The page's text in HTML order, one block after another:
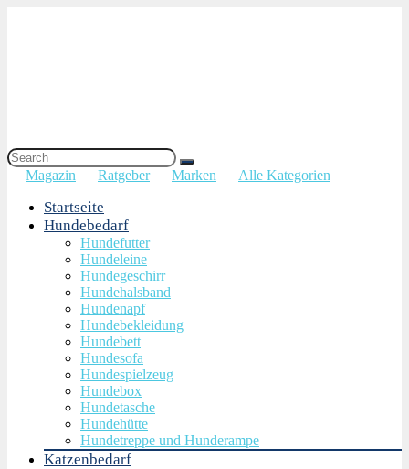
Magazin Ratgeber Marken Alle Kategorien
Startseite
Hundebedarf
Hundefutter
Hundeleine
Hundegeschirr
Hundehalsband
Hundenapf
Hundebekleidung
Hundebett
Hundesofa
Hundespielzeug
Hundebox
Hundetasche
Hundehütte
Hundetreppe und Hunderampe
Katzenbedarf